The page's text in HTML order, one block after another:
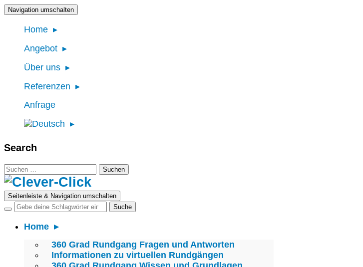
Navigation umschalten
Home
Angebot
Über uns
Referenzen
Anfrage
Search
Suchen
nach:
Seitenleiste & Navigation umschalten
Home
360 Grad Rundgang Fragen und Antworten
Informationen zu virtuellen Rundgängen